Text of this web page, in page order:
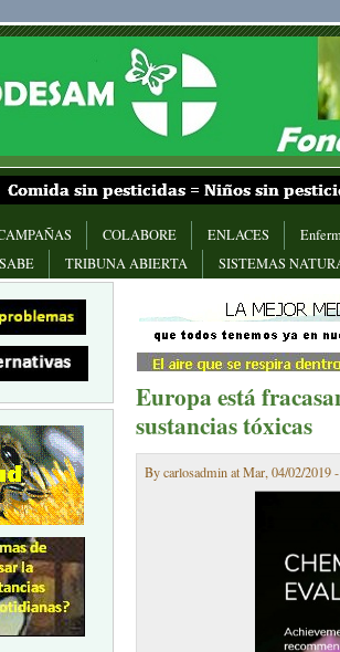
COLABORE ENLACES
TRIBUNA ABIERTA SISTEMAS
Europa está
sustancias tóxicas
By carlosadmin at Mar, 04/02/2019